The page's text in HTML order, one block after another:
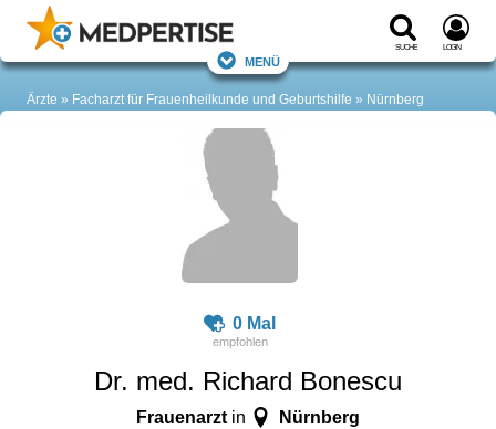
Suche Login
Menü
Ärzte Facharzt für Frauenheilkunde und Geburtshilfe Nürnberg
0 Mal
Dr. med. Richard Bonescu
Frauenarzt in Nürnberg